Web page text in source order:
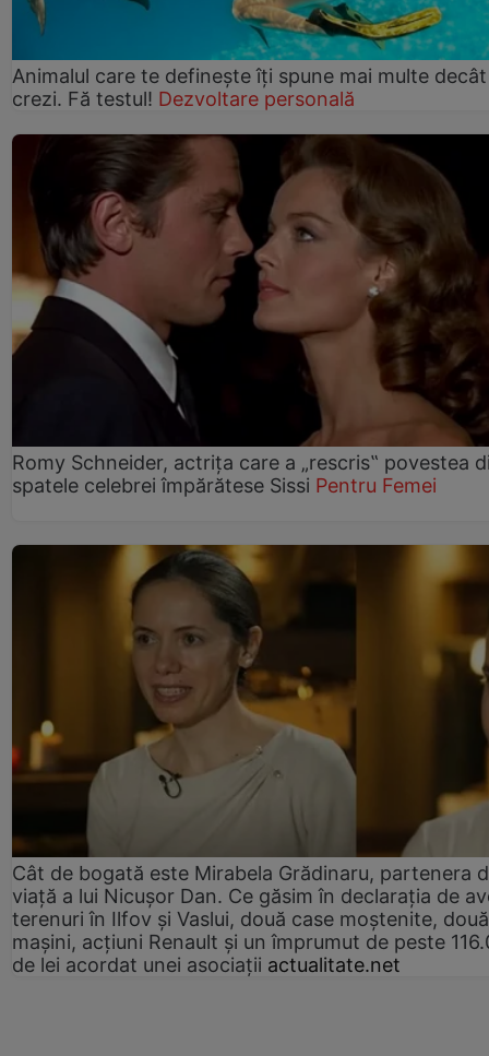
Animalul care te definește îți spune mai multe decât
crezi. Fă testul! Dezvoltare personală
Romy Schneider, actrița care a „rescris‟ povestea
spatele celebrei împărătese Sissi Pentru Femei
Cât de bogată este Mirabela Grădinaru, partenera
viață a lui Nicușor Dan. Ce găsim în declarația de
terenuri în Ilfov și Vaslui, două case moștenite, două
mașini, acțiuni Renault și un împrumut de peste
de lei acordat unei asociații actualitate.net